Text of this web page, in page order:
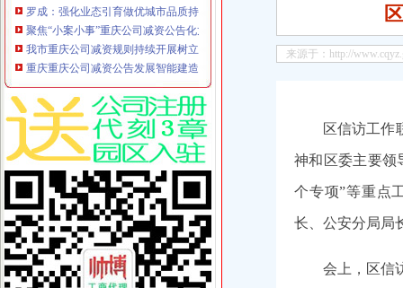
罗成：强化业态引育做优城市品质持续推进“一河两岸”重庆公司减资代办城市
聚焦“小案小事”重庆公司减资公告化龙桥街道多方联动优化永嘉路社区停车秩序
我市重庆公司减资规则持续开展树立和践行正确政绩观学习教育推动正确政绩
重庆重庆公司减资公告发展智能建造有哪些高招？首批经验做法清单发布
来源于：http://
区信访工作
神和区委主要领
个专项”等重点
长、公安分局局
会上， 区信